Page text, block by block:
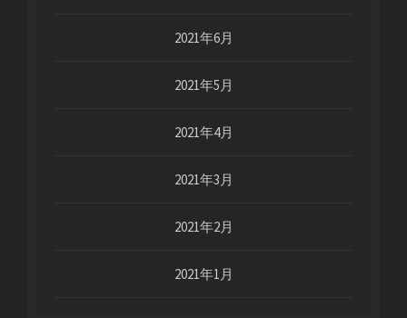
2021年6月
2021年5月
2021年4月
2021年3月
2021年2月
2021年1月